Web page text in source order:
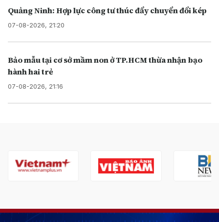
Quảng Ninh: Hợp lực công tư thúc đẩy chuyển đổi kép
07-08-2026, 21:20
Bảo mẫu tại cơ sở mầm non ở TP.HCM thừa nhận bạo
hành hai trẻ
07-08-2026, 21:16